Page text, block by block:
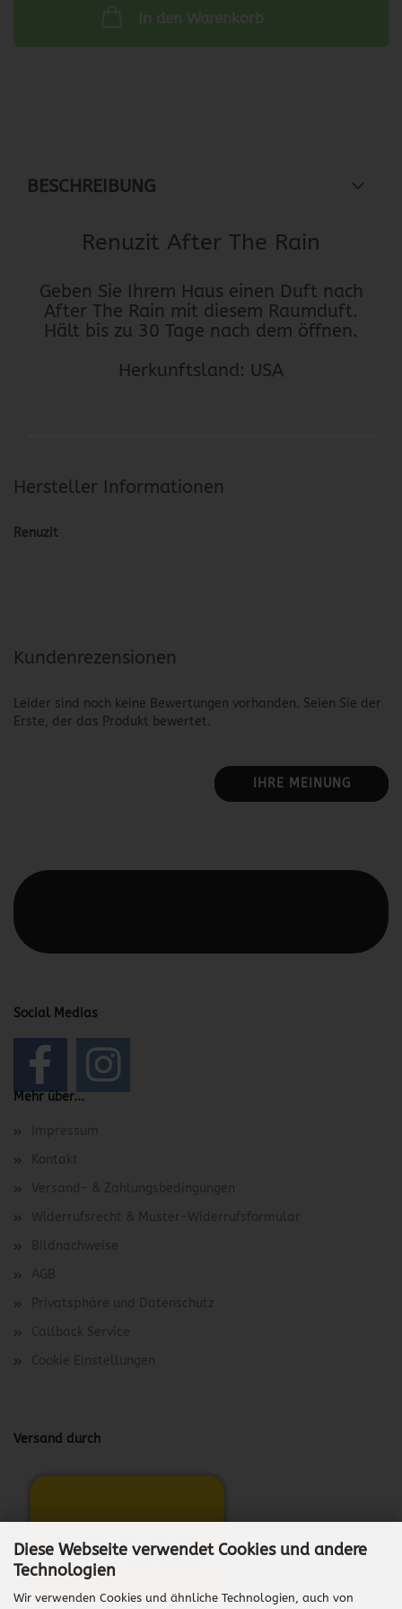
Diese Webseite verwendet Cookies und andere
Technologien
Wir verwenden Cookies und ähnliche Technologien, auch von
In den Warenkorb
BESCHREIBUNG
Renuzit After The Rain
Geben Sie Ihrem Haus einen Duft nach
After The Rain mit diesem Raumduft.
Hält bis zu 30 Tage nach dem öffnen.
Herkunftsland: USA
Hersteller Informationen
Renuzit
Kundenrezensionen
Leider sind noch keine Bewertungen vorhanden. Seien Sie der
Erste, der das Produkt bewertet.
IHRE MEINUNG
Social Medias
Mehr über...
Impressum
Kontakt
Versand- & Zahlungsbedingungen
Widerrufsrecht & Muster-Widerrufsformular
Bildnachweise
AGB
Privatsphäre und Datenschutz
Callback Service
Cookie Einstellungen
Versand durch